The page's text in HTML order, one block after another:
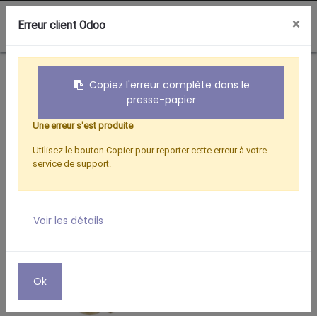
0
Boutique
Hertzien
ADAPTATEUR F MALE / MALE9.52 CON. OR
Erreur client Odoo ×
Copiez l'erreur complète dans le
presse-papier
Une erreur s'est produite
Utilisez le bouton Copier pour reporter cette erreur à votre
service de support.
Voir les détails
Ok